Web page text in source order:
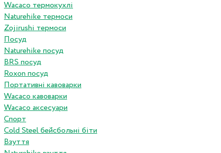
Wacaco термокухлі
Naturehike термоси
Zojirushi термоси
Посуд
Naturehike посуд
BRS посуд
Roxon посуд
Портативні кавоварки
Wacaco кавоварки
Wacaco аксесуари
Спорт
Cold Steel бейсбольні біти
Взуття